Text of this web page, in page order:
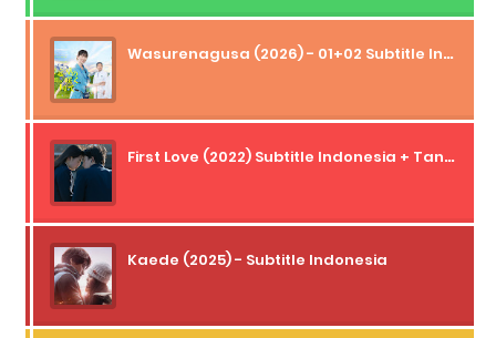
Wasurenagusa (2026) - 01+02 Subtitle Indonesia
First Love (2022) Subtitle Indonesia + Tanpa Iklan + Streaming + 1080p
Kaede (2025) - Subtitle Indonesia